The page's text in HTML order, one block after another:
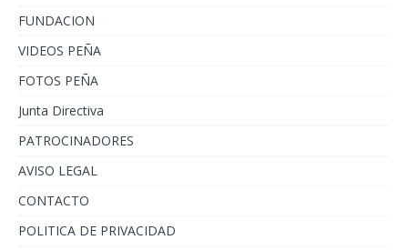
FUNDACION
VIDEOS PEÑA
FOTOS PEÑA
Junta Directiva
PATROCINADORES
AVISO LEGAL
CONTACTO
POLITICA DE PRIVACIDAD